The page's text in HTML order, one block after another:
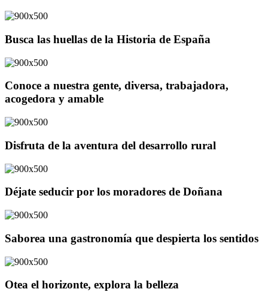
Busca las huellas de la Historia de España
Conoce a nuestra gente, diversa, trabajadora,
acogedora y amable
Disfruta de la aventura del desarrollo rural
Déjate seducir por los moradores de Doñana
Saborea una gastronomía que despierta los sentidos
Otea el horizonte, explora la belleza